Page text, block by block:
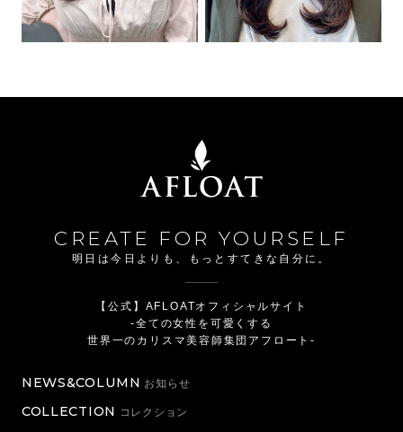
CREATE FOR YOURSELF
明日は今日よりも、もっとすてきな自分に。
【公式】AFLOATオフィシャルサイト
-全ての女性を可愛くする
世界一のカリスマ美容師集団アフロート-
NEWS&COLUMN お知らせ
COLLECTION コレクション